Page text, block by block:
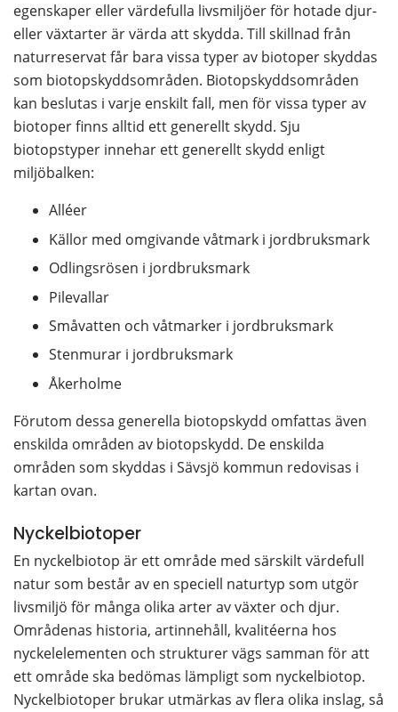
egenskaper eller värdefulla livsmiljöer för hotade djur-
eller växtarter är värda att skydda. Till skillnad från
naturreservat får bara vissa typer av biotoper skyddas
som biotopskyddsområden. Biotopskyddsområden
kan beslutas i varje enskilt fall, men för vissa typer av
biotoper finns alltid ett generellt skydd. Sju
biotopstyper innehar ett generellt skydd enligt
miljöbalken:
Alléer
Källor med omgivande våtmark i jordbruksmark
Odlingsrösen i jordbruksmark
Pilevallar
Småvatten och våtmarker i jordbruksmark
Stenmurar i jordbruksmark
Åkerholme
Förutom dessa generella biotopskydd omfattas även
enskilda områden av biotopskydd. De enskilda
områden som skyddas i Sävsjö kommun redovisas i
kartan ovan.
Nyckelbiotoper
En nyckelbiotop är ett område med särskilt värdefull
natur som består av en speciell naturtyp som utgör
livsmiljö för många olika arter av växter och djur.
Områdenas historia, artinnehåll, kvalitéerna hos
nyckelelementen och strukturer vägs samman för att
ett område ska bedömas lämpligt som nyckelbiotop.
Nyckelbiotoper brukar utmärkas av flera olika inslag, så